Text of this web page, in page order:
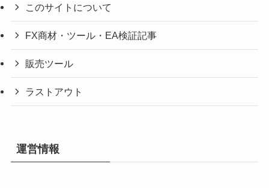
このサイトについて
FX商材・ツール・EA検証記事
販売ツール
ラストアウト
運営情報